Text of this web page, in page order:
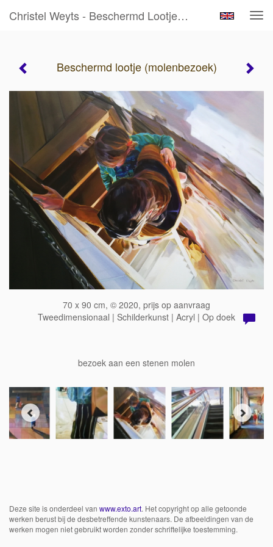
Christel Weyts - Beschermd Lootje (molenbezoek)
Beschermd lootje (molenbezoek)
70 x 90 cm, © 2020, prijs op aanvraag
Tweedimensionaal | Schilderkunst | Acryl | Op doek
bezoek aan een stenen molen
Deze site is onderdeel van www.exto.art. Het copyright op alle getoonde
werken berust bij de desbetreffende kunstenaars. De afbeeldingen van de
werken mogen niet gebruikt worden zonder schriftelijke toestemming.